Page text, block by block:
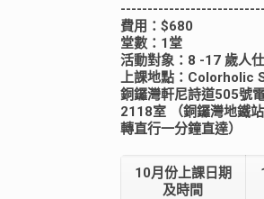
費用：$680
堂數：1堂
活動對象：8 -17 歲人仕
上課地點：Colorholic
銅鑼灣軒尼詩道505號
2118室 （銅鑼灣地鐵
轉直行一分鐘直達）
10月份上課日期
及時間